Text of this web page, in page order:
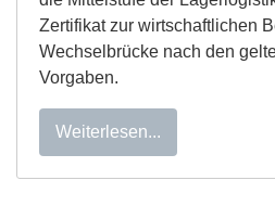
Zertifikat zur wirtschaftlichen
Wechselbrücke nach den
Vorgaben.
Weiterlesen...